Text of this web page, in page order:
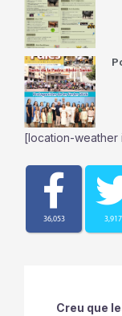
[location-
36,053 3,917
Creu que